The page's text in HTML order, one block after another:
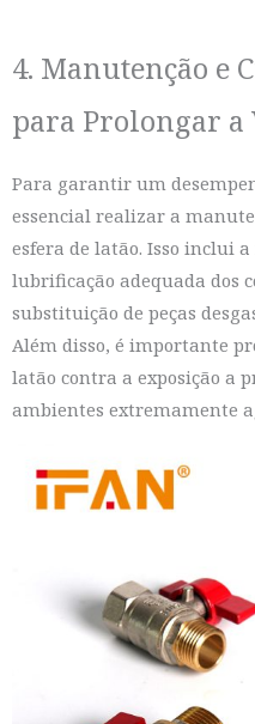
4. Manutenção e
para Prolongar
Para garantir um
essencial realizar a
esfera de latão. Isso inclui
lubrificação adequada dos
substituição de peças
Além disso, é importante
latão contra a exposição a
ambientes extremamente